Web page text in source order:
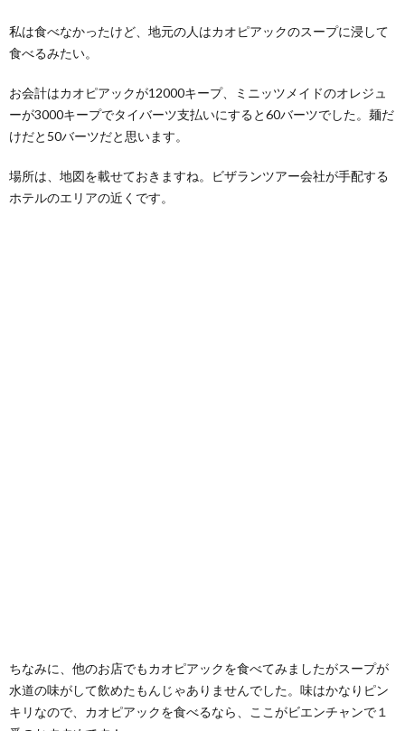
私は食べなかったけど、地元の人はカオピアックのスープに浸して
食べるみたい。
お会計はカオピアックが12000キープ、ミニッツメイドのオレジュ
ーが3000キープでタイバーツ支払いにすると60バーツでした。麺だ
けだと50バーツだと思います。
場所は、地図を載せておきますね。ビザランツアー会社が手配する
ホテルのエリアの近くです。
ちなみに、他のお店でもカオピアックを食べてみましたがスープが
水道の味がして飲めたもんじゃありませんでした。味はかなりピン
キリなので、カオピアックを食べるなら、ここがビエンチャンで１